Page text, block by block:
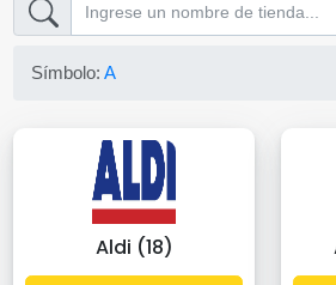
Símbolo:A
Aldi (18)